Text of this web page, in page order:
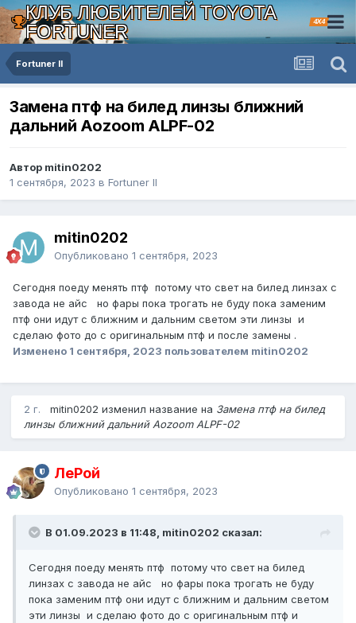
КЛУБ ЛЮБИТЕЛЕЙ TOYOTA
FORTUNER
4X4
Fortuner II
Замена птф на билед линзы ближний
дальний Aozoom ALPF-02
Автор mitin0202
1 сентября, 2023 в Fortuner II
mitin0202
Опубликовано 1 сентября, 2023
Сегодня поеду менять птф потому что свет на билед линзах с
завода не айс но фары пока трогать не буду пока заменим
птф они идут с ближним и дальним светом эти линзы и
сделаю фото до с оригинальным птф и после замены .
Изменено 1 сентября, 2023 пользователем mitin0202
2 г. mitin0202 изменил название на Замена птф на билед
линзы ближний дальний Aozoom ALPF-02
ЛеРой
Опубликовано 1 сентября, 2023
В 01.09.2023 в 11:48, mitin0202 сказал:
Сегодня поеду менять птф потому что свет на билед
линзах с завода не айс но фары пока трогать не буду
пока заменим птф они идут с ближним и дальним светом
эти линзы и сделаю фото до с оригинальным птф и